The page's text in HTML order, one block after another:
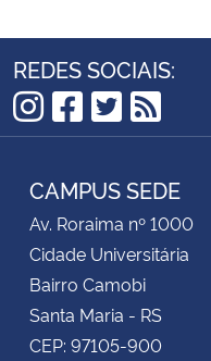
REDES SOCIAIS:
Instagram
Facebook
Twitter
RSS
CAMPUS SEDE
Av. Roraima nº 1000
Cidade Universitária
Bairro Camobi
Santa Maria - RS
CEP: 97105-900